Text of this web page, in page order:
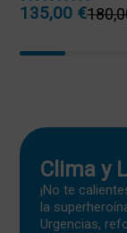
precio
135,00 €
precio
Clima y
¡No te
la
Urgencias,